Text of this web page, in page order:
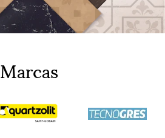
Marcas